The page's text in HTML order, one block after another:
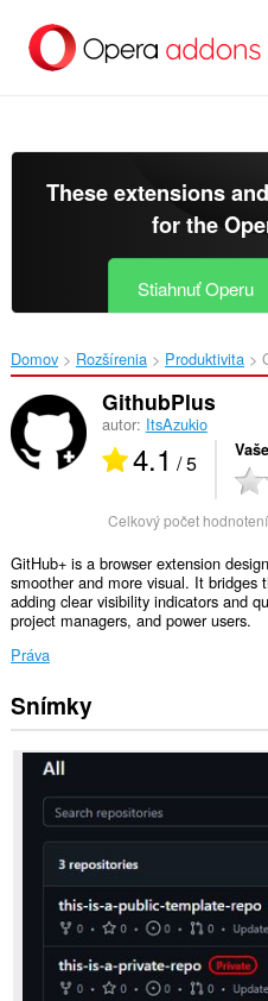
hlavný
These extensions
for the
Stiahnuť Operu
Domov Rozšírenia Produktivita
GithubPlus
autor: ItsAzukio
4.1 / 5
Celkový počet
GitHub+ is a browser extension
smoother and more visual. It bridges
adding clear visibility indicators and
project managers, and power users.
Práva
Toto
rozšírenie
prístup
vašim
dátam
niektorých
stránkach.
Snímky